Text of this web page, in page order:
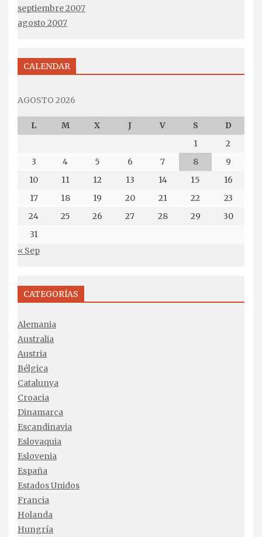
septiembre 2007
agosto 2007
CALENDAR
AGOSTO 2026
L M X J V S
D
1
2
3
4 5 6 7 8
9
10
11 12 13 14 15
16
17
18 19 20 21 22
23
24
25 26 27 28 29
30
31
« Sep
CATEGORÍAS
Alemania
Australia
Austria
Bélgica
Catalunya
Croacia
Dinamarca
Escandinavia
Eslovaquia
Eslovenia
España
Estados Unidos
Francia
Holanda
Hungría